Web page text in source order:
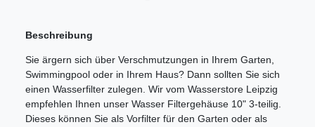
Beschreibung
Sie ärgern sich über Verschmutzungen in Ihrem Garten,
Swimmingpool oder in Ihrem Haus? Dann sollten Sie sich
einen Wasserfilter zulegen. Wir vom Wasserstore Leipzig
empfehlen Ihnen unser Wasser Filtergehäuse 10" 3-teilig.
Dieses können Sie als Vorfilter für den Garten oder als